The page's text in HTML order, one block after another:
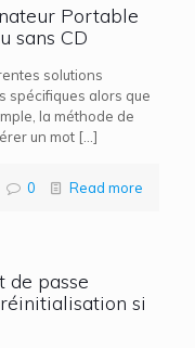
Portable
sans CD
solutions
spécifiques alors que
la méthode de
un mot […]
0 Read more
de passe
si